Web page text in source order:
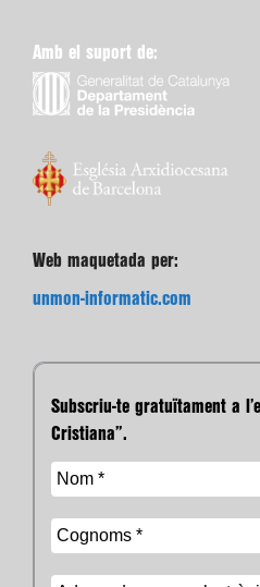
Amb el suport de:
Web maquetada per:
unmon-informatic.com
Subscriu-te gratuïtament a
Cristiana”.